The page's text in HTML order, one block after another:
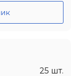
25 шт.